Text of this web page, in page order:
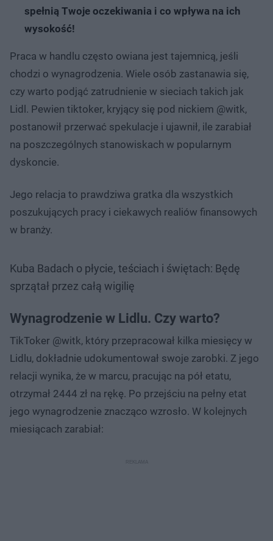
spełnią Twoje oczekiwania i co wpływa na ich
wysokość!
Praca w handlu często owiana jest tajemnicą, jeśli
chodzi o wynagrodzenia. Wiele osób zastanawia się,
czy warto podjąć zatrudnienie w sieciach takich jak
Lidl. Pewien tiktoker, kryjący się pod nickiem @witk,
postanowił przerwać spekulacje i ujawnił, ile zarabiał
na poszczególnych stanowiskach w popularnym
dyskoncie.
Jego relacja to prawdziwa gratka dla wszystkich
poszukujących pracy i ciekawych realiów finansowych
w branży.
Kuba Badach o płycie, teściach i świętach: Będę
sprzątał przez całą wigilię
Wynagrodzenie w Lidlu. Czy warto?
TikToker @witk, który przepracował kilka miesięcy w
Lidlu, dokładnie udokumentował swoje zarobki. Z jego
relacji wynika, że w marcu, pracując na pół etatu,
otrzymał 2444 zł na rękę. Po przejściu na pełny etat
jego wynagrodzenie znacząco wzrosło. W kolejnych
miesiącach zarabiał: